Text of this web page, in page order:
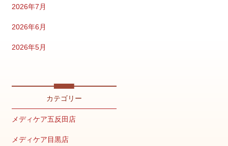
2026年7月
2026年6月
2026年5月
2026年2月
2026年1月
カテゴリー
メディケア五反田店
メディケア目黒店